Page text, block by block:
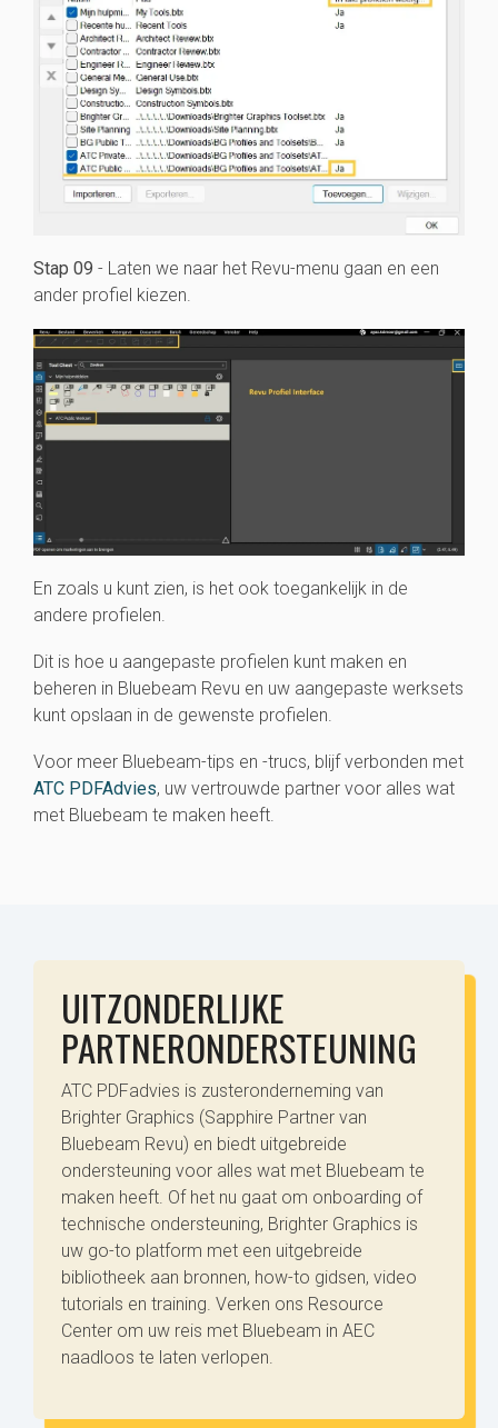
Stap 09 - Laten we naar het Revu-menu gaan en een
ander profiel kiezen.
En zoals u kunt zien, is het ook toegankelijk in de
andere profielen.
Dit is hoe u aangepaste profielen kunt maken en
beheren in Bluebeam Revu en uw aangepaste werksets
kunt opslaan in de gewenste profielen.
Voor meer Bluebeam-tips en -trucs, blijf verbonden met
ATC PDFAdvies, uw vertrouwde partner voor alles wat
met Bluebeam te maken heeft.
UITZONDERLIJKE
PARTNERONDERSTEUNING
ATC PDFadvies is zusteronderneming van
Brighter Graphics (Sapphire Partner van
Bluebeam Revu) en biedt uitgebreide
ondersteuning voor alles wat met Bluebeam te
maken heeft. Of het nu gaat om onboarding of
technische ondersteuning, Brighter Graphics is
uw go-to platform met een uitgebreide
bibliotheek aan bronnen, how-to gidsen, video
tutorials en training. Verken ons Resource
Center om uw reis met Bluebeam in AEC
naadloos te laten verlopen.